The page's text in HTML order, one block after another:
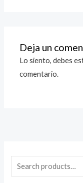
a
Deja un
Lo siento, debes
comentario.